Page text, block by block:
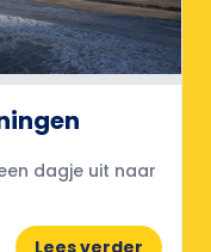
dagje uit naar